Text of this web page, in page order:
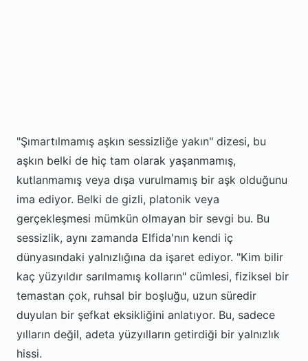
"Şımartılmamış aşkın sessizliğe yakın" dizesi, bu
aşkın belki de hiç tam olarak yaşanmamış,
kutlanmamış veya dışa vurulmamış bir aşk olduğunu
ima ediyor. Belki de gizli, platonik veya
gerçekleşmesi mümkün olmayan bir sevgi bu. Bu
sessizlik, aynı zamanda Elfida'nın kendi iç
dünyasındaki yalnızlığına da işaret ediyor. "Kim bilir
kaç yüzyıldır sarılmamış kolların" cümlesi, fiziksel bir
temastan çok, ruhsal bir boşluğu, uzun süredir
duyulan bir şefkat eksikliğini anlatıyor. Bu, sadece
yılların değil, adeta yüzyılların getirdiği bir yalnızlık
hissi.